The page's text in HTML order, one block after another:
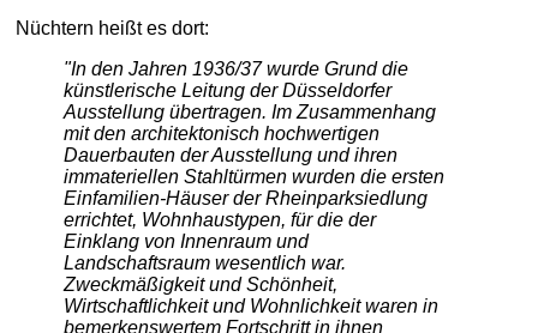
Nüchtern heißt es dort:
"In den Jahren 1936/37 wurde Grund die
künstlerische Leitung der Düsseldorfer
Ausstellung übertragen. Im Zusammenhang
mit den architektonisch hochwertigen
Dauerbauten der Ausstellung und ihren
immateriellen Stahltürmen wurden die ersten
Einfamilien-Häuser der Rheinparksiedlung
errichtet, Wohnhaustypen, für die der
Einklang von Innenraum und
Landschaftsraum wesentlich war.
Zweckmäßigkeit und Schönheit,
Wirtschaftlichkeit und Wohnlichkeit waren in
bemerkenswertem Fortschritt in ihnen